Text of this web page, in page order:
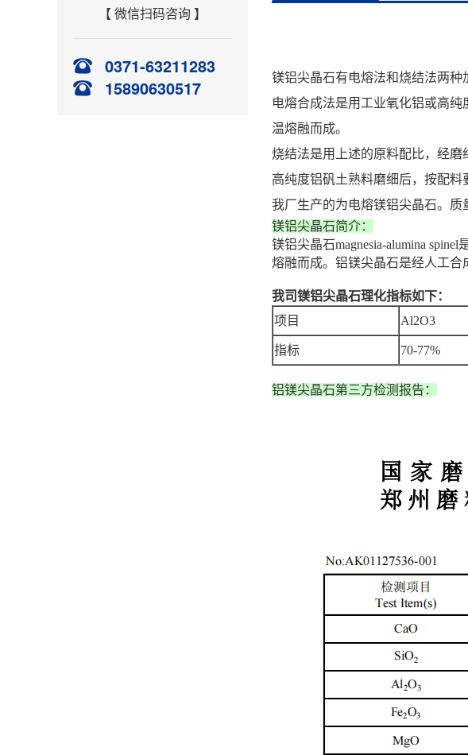
【 微信扫码咨询 】
0371-63211283
15890630517
镁铝尖晶石有电熔法和烧结法两种
电熔合成法是用工业氧化铝或高
温熔融而成。
烧结法是用上述的原料配比，经
高纯度铝矾土熟料磨细后，按配
我厂生产的为电熔镁铝尖晶石。质
镁铝尖晶石简介：
镁铝尖晶石magnesia-alumina
熔融而成。铝镁尖晶石是经人工合
我司镁铝尖晶石理化指标如下：
项目
Al2O3
指标 70-77%
铝镁尖晶石第三方检测报告：